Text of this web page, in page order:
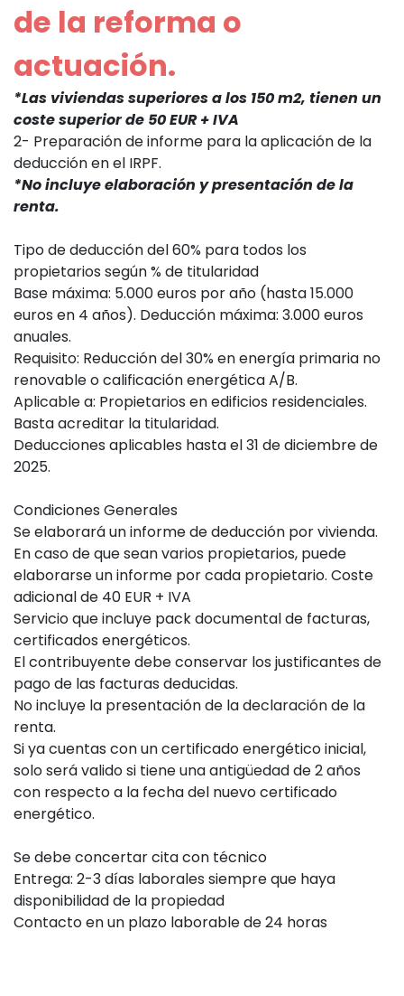
de la reforma o
actuación.
*Las viviendas superiores a los 150 m2, tienen un
coste superior de 50 EUR + IVA
2- Preparación de informe para la aplicación de la
deducción en el IRPF.
*No incluye elaboración y presentación de la
renta.
Tipo de deducción del 60% para todos los
propietarios según % de titularidad
Base máxima: 5.000 euros por año (hasta 15.000
euros en 4 años). Deducción máxima: 3.000 euros
anuales.
Requisito: Reducción del 30% en energía primaria no
renovable o calificación energética A/B.
Aplicable a: Propietarios en edificios residenciales.
Basta acreditar la titularidad.
Deducciones aplicables hasta el 31 de diciembre de
2025.
Condiciones Generales
Se elaborará un informe de deducción por vivienda.
En caso de que sean varios propietarios, puede
elaborarse un informe por cada propietario. Coste
adicional de 40 EUR + IVA
Servicio que incluye pack documental de facturas,
certificados energéticos.
El contribuyente debe conservar los justificantes de
pago de las facturas deducidas.
No incluye la presentación de la declaración de la
renta.
Si ya cuentas con un certificado energético inicial,
solo será valido si tiene una antigüedad de 2 años
con respecto a la fecha del nuevo certificado
energético.
Se debe concertar cita con técnico
Entrega: 2-3 días laborales siempre que haya
disponibilidad de la propiedad
Contacto en un plazo laborable de 24 horas